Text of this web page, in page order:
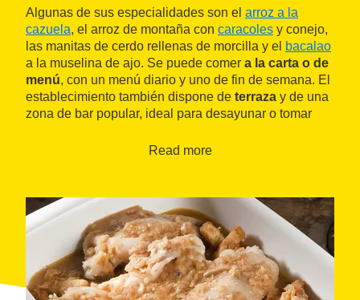
Algunas de sus especialidades son el arroz a la
cazuela, el arroz de montaña con caracoles y conejo,
las manitas de cerdo rellenas de morcilla y el bacalao
a la muselina de ajo. Se puede comer a la carta o de
menú, con un menú diario y uno de fin de semana. El
establecimiento también dispone de terraza y de una
zona de bar popular, ideal para desayunar o tomar
Read more